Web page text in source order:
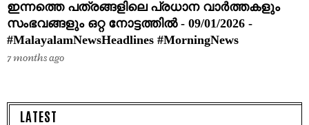
ഇന്നത്തെ പത്രങ്ങളിലെ പ്രധാന വാർത്തകളും
സംഭവങ്ങളും ഒറ്റ നോട്ടത്തിൽ - 09/01/2026 -
#MalayalamNewsHeadlines #MorningNews
7 months ago
LATEST